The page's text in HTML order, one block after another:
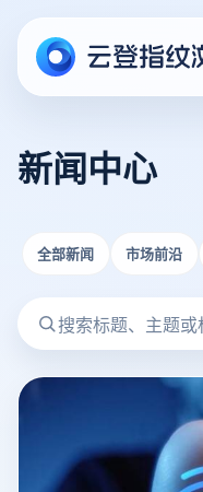
新闻中心
全部新闻 市场前沿